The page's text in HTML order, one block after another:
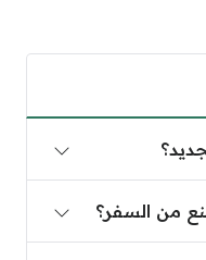
من السفر؟